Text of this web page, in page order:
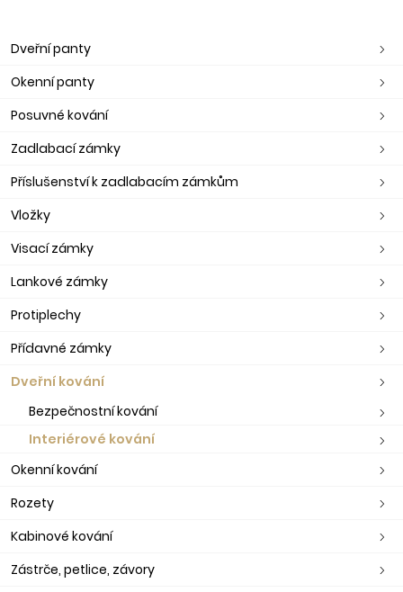
Dveřní panty
Okenní panty
Posuvné kování
Zadlabací zámky
Příslušenství k zadlabacím zámkům
Vložky
Visací zámky
Lankové zámky
Protiplechy
Přídavné zámky
Dveřní kování
Bezpečnostní kování
Interiérové kování
Okenní kování
Rozety
Kabinové kování
Zástrče, petlice, závory